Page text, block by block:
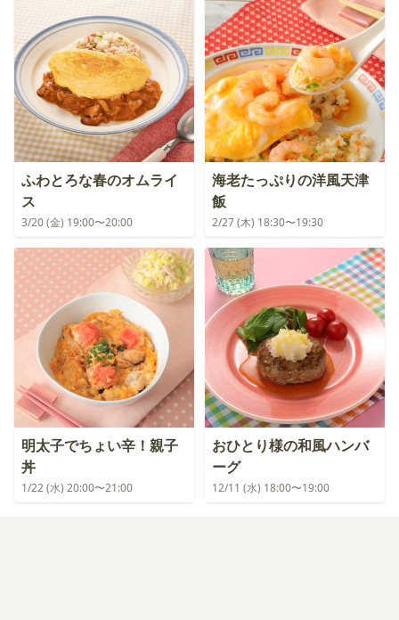
ふわとろな春のオムライ
ス
3/20 (金) 19:00〜20:00
海老たっぷりの洋風天津
飯
2/27 (木) 18:30〜19:30
明太子でちょい辛！親子
丼
1/22 (水) 20:00〜21:00
おひとり様の和風ハンバ
ーグ
12/11 (水) 18:00〜19:00